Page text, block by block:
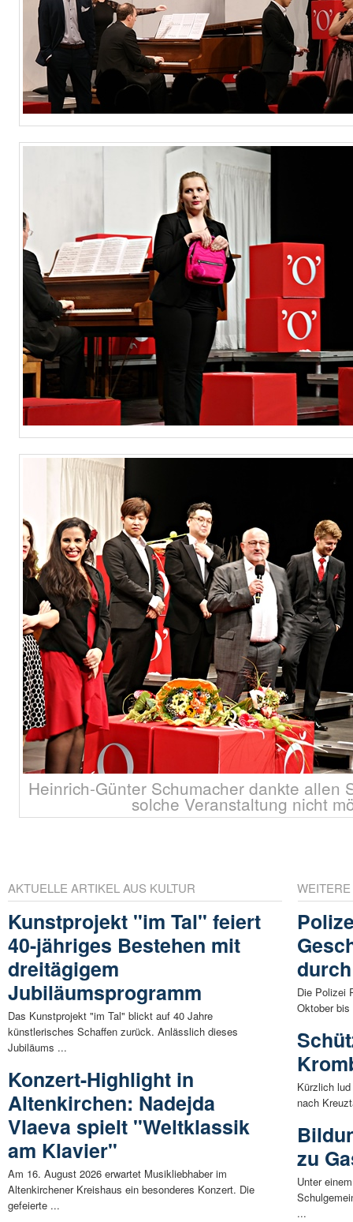
Heinrich-Günter Schumacher dankte allen
solche Veranstaltung nicht
AKTUELLE ARTIKEL AUS KULTUR
Kunstprojekt "im Tal" feiert
40-jähriges Bestehen mit
dreitägigem
Jubiläumsprogramm
Das Kunstprojekt "im Tal" blickt auf 40 Jahre
künstlerisches Schaffen zurück. Anlässlich dieses
Jubiläums ...
Konzert-Highlight in
Altenkirchen: Nadejda
Vlaeva spielt "Weltklassik
am Klavier"
Am 16. August 2026 erwartet Musikliebhaber im
Altenkirchener Kreishaus ein besonderes Konzert. Die
gefeierte ...
durch
Die Polizei
Oktober
Kürzlich
nach
zu
Unter
...